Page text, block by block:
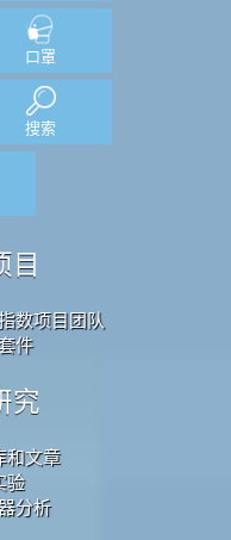
口罩
搜索
目
数项目团队
件
究
和文章
验
分析